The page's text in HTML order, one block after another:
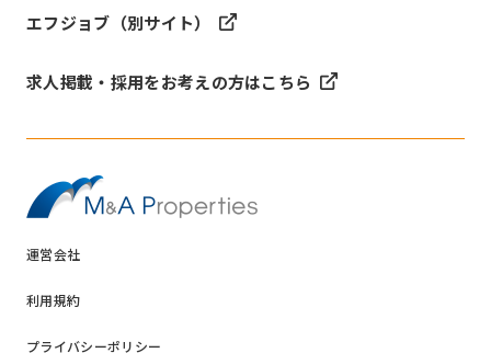
エフジョブ（別サイト）
求人掲載・採用をお考えの方はこちら
運営会社
利用規約
プライバシーポリシー